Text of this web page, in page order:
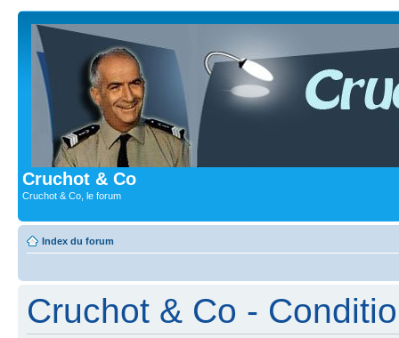
Cruchot & Co
Cruchot & Co, le forum
Index du forum
Cruchot & Co -